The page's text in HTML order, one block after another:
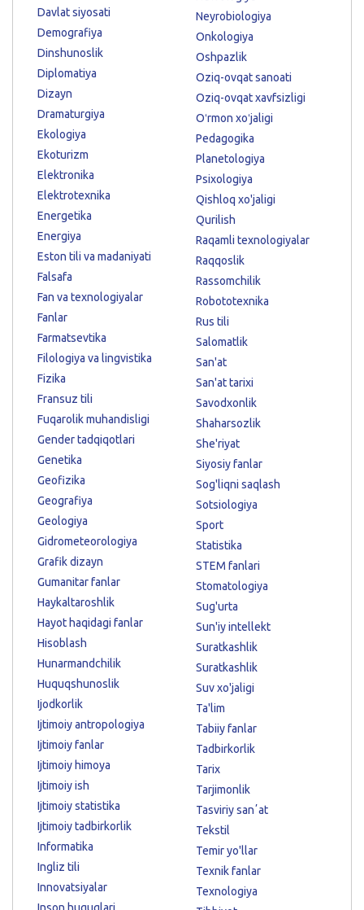
Davlat siyosati
Demografiya
Dinshunoslik
Diplomatiya
Dizayn
Dramaturgiya
Ekologiya
Ekoturizm
Elektronika
Elektrotexnika
Energetika
Energiya
Eston tili va madaniyati
Falsafa
Fan va texnologiyalar
Fanlar
Farmatsevtika
Filologiya va lingvistika
Fizika
Fransuz tili
Fuqarolik muhandisligi
Gender tadqiqotlari
Genetika
Geofizika
Geografiya
Geologiya
Gidrometeorologiya
Grafik dizayn
Gumanitar fanlar
Haykaltaroshlik
Hayot haqidagi fanlar
Hisoblash
Hunarmandchilik
Huquqshunoslik
Ijodkorlik
Ijtimoiy antropologiya
Ijtimoiy fanlar
Ijtimoiy himoya
Ijtimoiy ish
Ijtimoiy statistika
Ijtimoiy tadbirkorlik
Informatika
Ingliz tili
Innovatsiyalar
Neyrobiologiya
Onkologiya
Oshpazlik
Oziq-ovqat sanoati
Oziq-ovqat xavfsizligi
Oʻrmon xoʻjaligi
Pedagogika
Planetologiya
Psixologiya
Qishloq xo'jaligi
Qurilish
Raqamli texnologiyalar
Raqqoslik
Rassomchilik
Robototexnika
Rus tili
Salomatlik
San'at
San'at tarixi
Savodxonlik
Shaharsozlik
She'riyat
Siyosiy fanlar
Sog'liqni saqlash
Sotsiologiya
Sport
Statistika
STEM fanlari
Stomatologiya
Sug'urta
Sun'iy intellekt
Suratkashlik
Suratkashlik
Suv xo'jaligi
Ta'lim
Tabiiy fanlar
Tadbirkorlik
Tarix
Tarjimonlik
Tasviriy sanʼat
Tekstil
Temir yo'llar
Texnik fanlar
Texnologiya